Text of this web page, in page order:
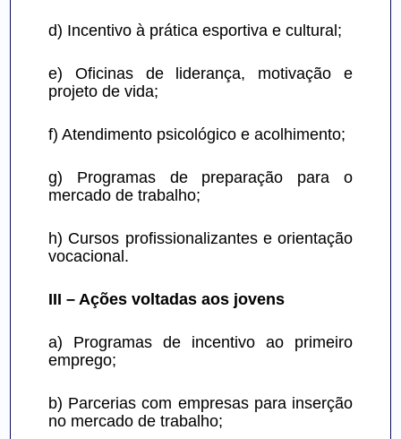
d) Incentivo à prática esportiva e cultural;
e) Oficinas de liderança, motivação e
projeto de vida;
f) Atendimento psicológico e acolhimento;
g) Programas de preparação para o
mercado de trabalho;
h) Cursos profissionalizantes e orientação
vocacional.
III – Ações voltadas aos jovens
a) Programas de incentivo ao primeiro
emprego;
b) Parcerias com empresas para inserção
no mercado de trabalho;